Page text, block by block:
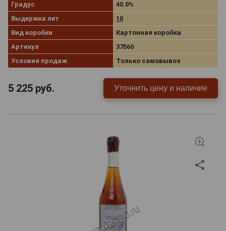
Градус
40.0%
Выдержка лет
10
Вид коробки
Картонная коробка
Артикул
37560
Условия продаж
Только самовывоз
5 225 руб. Уточнить цену и наличие